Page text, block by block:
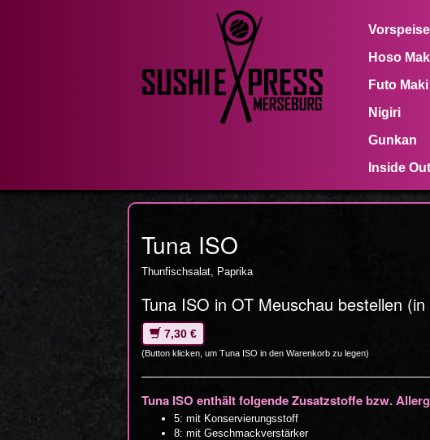
Hoso
Futo Maki
Nigiri
Gunkan
Inside Out
Tuna ISO
Thunfischsalat, Paprika
Tuna ISO in OT Meuschau bestellen
7,30 €
(Button klicken, um Tuna ISO in den Warenkorb zu legen)
Tuna ISO enthält folgende Zusatzstoffe bzw.
5: mit Konservierungsstoff
8: mit Geschmackverstärker